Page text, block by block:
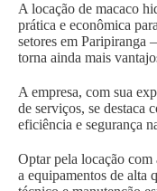
A locação de macaco
prática e econômica
setores em Paripiranga
torna ainda mais
A empresa, com sua
de serviços, se destaca
eficiência e segurança
Optar pela locação
a equipamentos de alta